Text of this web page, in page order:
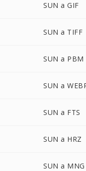
SUN a GIF
SUN a TIFF
SUN a PBM
SUN a
SUN a FTS
SUN a HRZ
SUN a MNG